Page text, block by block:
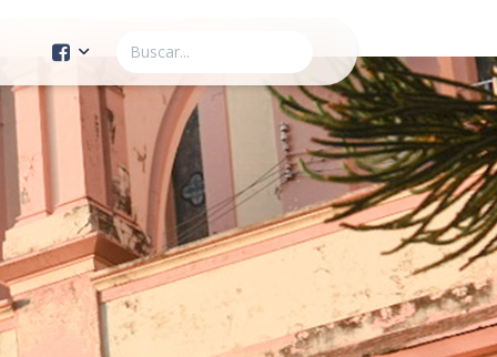
Cuenta Oficial
Construcción de Comunidad
Servicios Públicos
Instituto de la Mujer
Tránsito y Vialidad
Gestión de la Ciudad
Youtube